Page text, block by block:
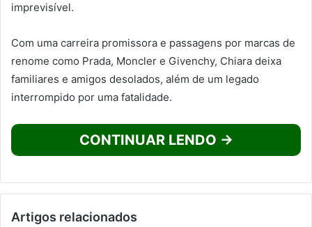
imprevisível.
Com uma carreira promissora e passagens por marcas de
renome como Prada, Moncler e Givenchy, Chiara deixa
familiares e amigos desolados, além de um legado
interrompido por uma fatalidade.
CONTINUAR LENDO →
Artigos relacionados